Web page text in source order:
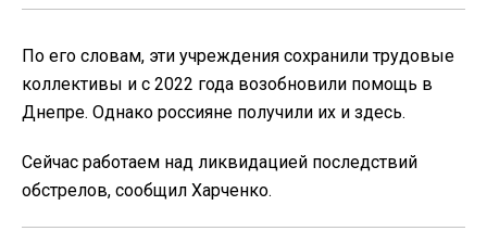
По его словам, эти учреждения сохранили трудовые
коллективы и с 2022 года возобновили помощь в
Днепре. Однако россияне получили их и здесь.
Сейчас работаем над ликвидацией последствий
обстрелов, сообщил Харченко.